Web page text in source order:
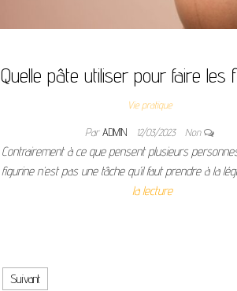
Quelle pâte utiliser pour faire les
Vie pratique
ParADMIN 12/03/2023 Non
Contrairement à ce que pensent plusieurs
figurine n’est pas une tâche qu’il faut prendre à la
la lecture
Suivant